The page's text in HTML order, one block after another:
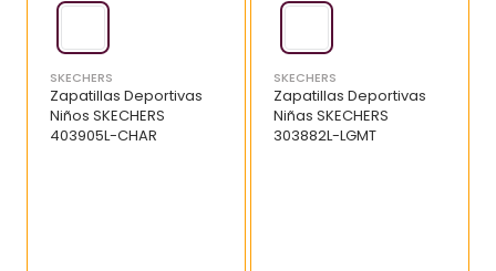
SKECHERS
Zapatillas Deportivas
Niños SKECHERS
403905L-CHAR
SKECHERS
Zapatillas Deportivas
Niñas SKECHERS
303882L-LGMT